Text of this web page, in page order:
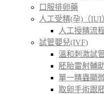
口服排卵藥
人工受精(孕)（IUI
人工授精流
試管嬰兒(IVF)
溫和刺激試
胚胎雷射輔
單一精蟲顯
取卵手術跟